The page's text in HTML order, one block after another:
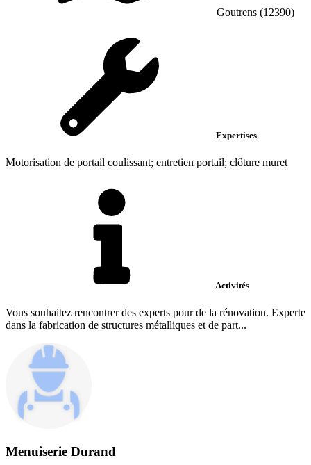
Goutrens (12390)
Expertises
Motorisation de portail coulissant; entretien portail; clôture muret
Activités
Vous souhaitez rencontrer des experts pour de la rénovation. Experte
dans la fabrication de structures métalliques et de part...
Menuiserie Durand